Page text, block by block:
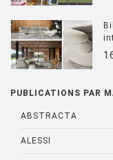
PUBLICATIONS PAR
ABSTRACTA
ALESSI